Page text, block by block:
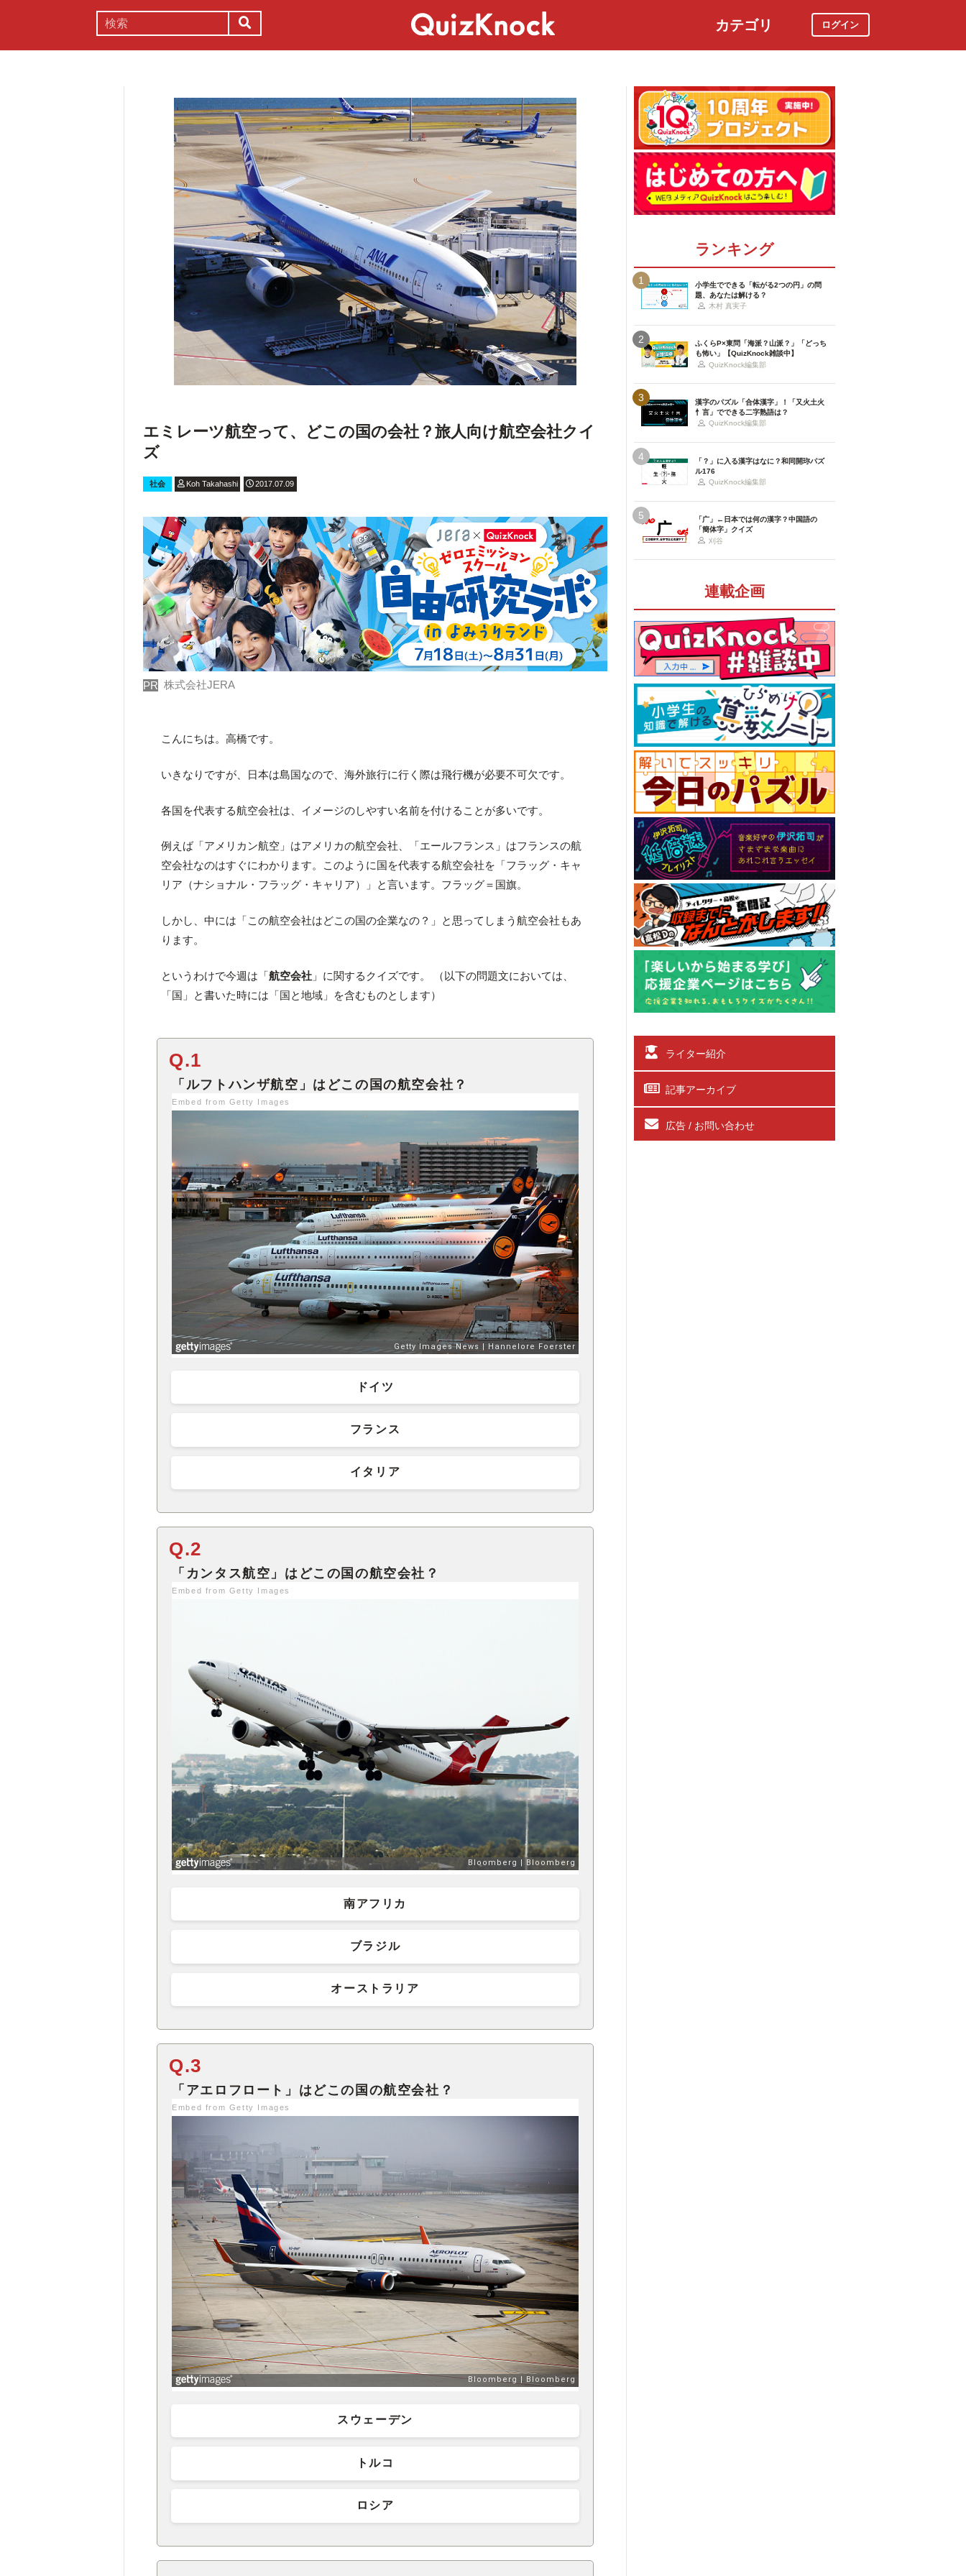
カテゴリ ログイン
エミレーツ航空って、どこの国の会社？旅人向け航空会社クイ
ズ
社会 Koh Takahashi 2017.07.09
PR 株式会社JERA
こんにちは。高橋です。
いきなりですが、日本は島国なので、海外旅行に行く際は飛行機が必要不可欠です。
各国を代表する航空会社は、イメージのしやすい名前を付けることが多いです。
例えば「アメリカン航空」はアメリカの航空会社、「エールフランス」はフランスの航
空会社なのはすぐにわかります。このように国を代表する航空会社を「フラッグ・キャ
リア（ナショナル・フラッグ・キャリア）」と言います。フラッグ＝国旗。
しかし、中には「この航空会社はどこの国の企業なの？」と思ってしまう航空会社もあ
ります。
というわけで今週は「航空会社 」に関するクイズです。 （以下の問題文においては、
「国」と書いた時には「国と地域」を含むものとします）
Q.1
Embed from Getty Images
ドイツ
フランス
イタリア
Q.2
Embed from Getty Images
南アフリカ
ブラジル
オーストラリア
Q.3
Embed from Getty Images
スウェーデン
トルコ
ロシア
ランキング
1
小学生でできる「転がる2つの円」の問
題、あなたは解ける？
木村 真実子
2
ふくらP×東問「海派？山派？」「どっち
も怖い」【QuizKnock雑談中】
QuizKnock編集部
3
漢字のパズル「合体漢字」！「又火土火
忄言」でできる二字熟語は？
QuizKnock編集部
4
「？」に入る漢字はなに？和同開珎パズ
ル176
QuizKnock編集部
5
「广」←日本では何の漢字？中国語の
「簡体字」クイズ
刈谷
連載企画
ライター紹介
記事アーカイブ
広告 / お問い合わせ